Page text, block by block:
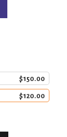
$150.00
$120.00